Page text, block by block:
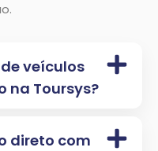
veículos
na Toursys?
direto com